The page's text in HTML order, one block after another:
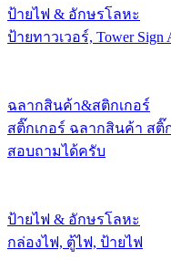
ป้ายไฟ & อักษรโลหะ
ป้ายทาวเวอร์, Tower Sign
ฉลากสินค้า&สติกเกอร์
สติ๊กเกอร์ ฉลากสินค้า สติ๊
สอบถามได้ครับ
ป้ายไฟ & อักษรโลหะ
กล่องไฟ, ตู้ไฟ, ป้ายไฟ